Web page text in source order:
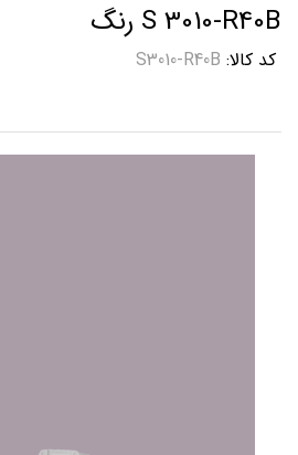
S 3010-R40B رنگ
کد کالا S3010-R40B